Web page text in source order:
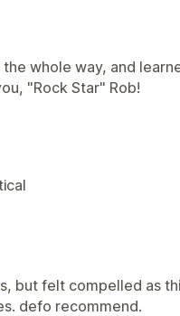
the whole way, and
"Rock Star" Rob!
but felt compelled as
defo recommend.